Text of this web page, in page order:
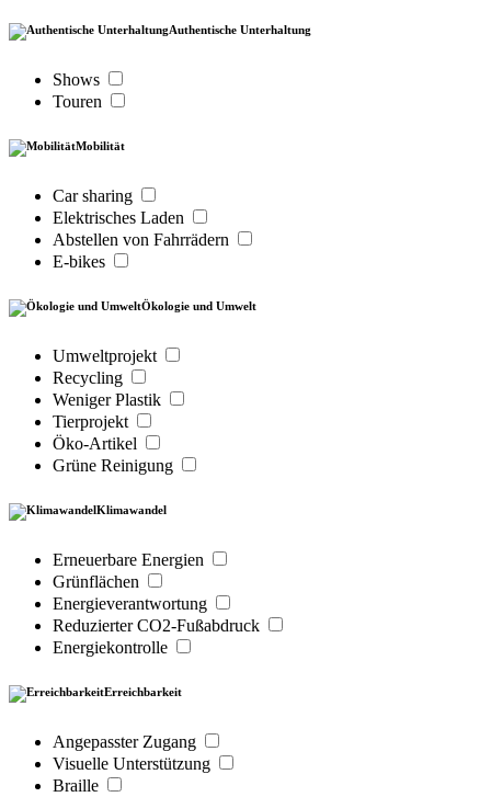
Authentische Unterhaltung
Shows
Touren
Mobilität
Car sharing
Elektrisches Laden
Abstellen von Fahrrädern
E-bikes
Ökologie und Umwelt
Umweltprojekt
Recycling
Weniger Plastik
Tierprojekt
Öko-Artikel
Grüne Reinigung
Klimawandel
Erneuerbare Energien
Grünflächen
Energieverantwortung
Reduzierter CO2-Fußabdruck
Energiekontrolle
Erreichbarkeit
Angepasster Zugang
Visuelle Unterstützung
Braille